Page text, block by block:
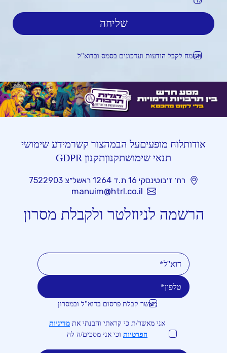
אשמח לקבל הודעות ועדכונים בסמס ובדוא"ל
אודותלוח מופעיםעל הבמהצור קשרמידע שימושי
תנאי שימושתקנוןתקנון GDPR
רח׳ ז׳בוטינסקי 16 ת.ד 1264 ראשל״צ 7522903
manuim@htrl.co.il
הרשמה לניוזלטר ולקבלת מסרון
מאשר קבלת פרסום בדוא"ל ובמסרון
אני מאשר/ת כי קראתי והבנתי את מדיניות
הפרטיות וכי אני מסכים/ה לה